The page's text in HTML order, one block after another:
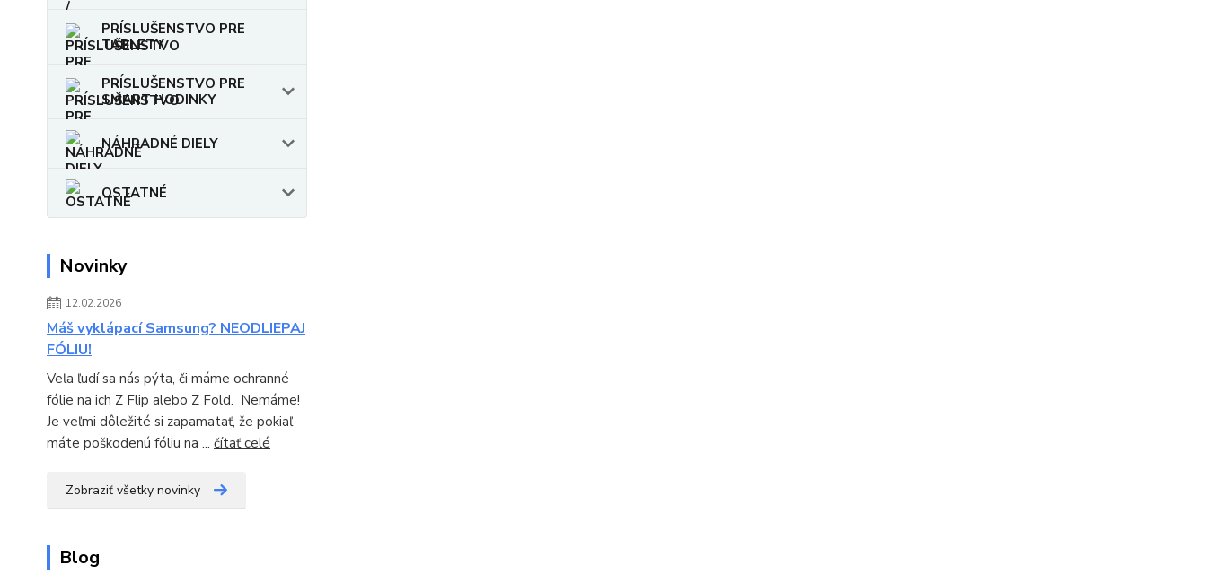
PRÍSLUŠENSTVO PRE
TABLETY
PRÍSLUŠENSTVO PRE
SMART HODINKY
NÁHRADNÉ DIELY
OSTATNÉ
Novinky
12.02.2026
Máš vyklápací Samsung? NEODLIEPAJ
FÓLIU!
Veľa ľudí sa nás pýta, či máme ochranné
fólie na ich Z Flip alebo Z Fold. Nemáme!
Je veľmi dôležité si zapamatať, že pokiaľ
máte poškodenú fóliu na ... čítať celé
Zobraziť všetky novinky
Blog